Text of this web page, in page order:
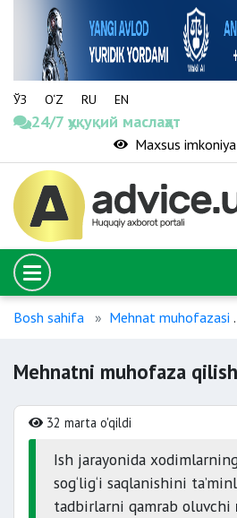
ЎЗ O‘Z RU EN
24/7 ҳуқуқий маслаҳат
Maxsus
Bosh sahifa Mehnat muhofazasi
Mehnatni muhofaza
32 marta o'qildi
Ish jarayonida
sog‘lig‘i saqlanishini
tadbirlarni qamrab oluvchi